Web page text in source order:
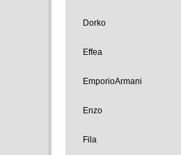
Dorko
Effea
EmporioArmani
Enzo
Fila